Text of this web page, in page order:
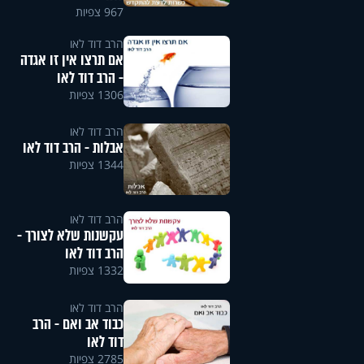
967 צפיות
הרב דוד לאו
אם תרצו אין זו אגדה
- הרב דוד לאו
1306 צפיות
הרב דוד לאו
אבלות - הרב דוד לאו
1344 צפיות
הרב דוד לאו
עקשנות שלא לצורך -
הרב דוד לאו
1332 צפיות
הרב דוד לאו
כבוד אב ואם - הרב
דוד לאו
2785 צפיות